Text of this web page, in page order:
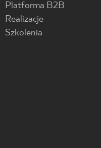
Platforma B2B
Realizacje
Szkolenia